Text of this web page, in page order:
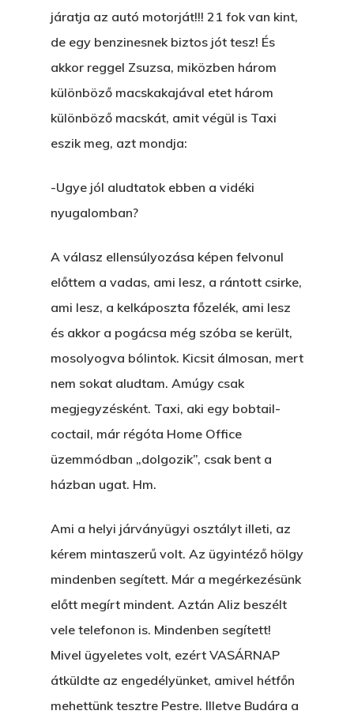
járatja az autó motorját!!! 21 fok van kint,
de egy benzinesnek biztos jót tesz! És
akkor reggel Zsuzsa, miközben három
különböző macskakajával etet három
különböző macskát, amit végül is Taxi
eszik meg, azt mondja:
-Ugye jól aludtatok ebben a vidéki
nyugalomban?
A válasz ellensúlyozása képen felvonul
előttem a vadas, ami lesz, a rántott csirke,
ami lesz, a kelkáposzta főzelék, ami lesz
és akkor a pogácsa még szóba se került,
mosolyogva bólintok. Kicsit álmosan, mert
nem sokat aludtam. Amúgy csak
megjegyzésként. Taxi, aki egy bobtail-
coctail, már régóta Home Office
üzemmódban „dolgozik”, csak bent a
házban ugat. Hm.
Ami a helyi járványügyi osztályt illeti, az
kérem mintaszerű volt. Az ügyintéző hölgy
mindenben segített. Már a megérkezésünk
előtt megírt mindent. Aztán Aliz beszélt
vele telefonon is. Mindenben segített!
Mivel ügyeletes volt, ezért VASÁRNAP
átküldte az engedélyünket, amivel hétfőn
mehettünk tesztre Pestre. Illetve Budára a
Főoldal
Bolt